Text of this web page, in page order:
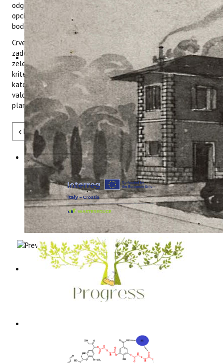
odgovara Vašoj trenutnoj situaciji. Ukoliko više ponuđenih
opcija odgovara Vašoj situaciji, odaberite onu koja ima najviše
bodova ili se najčešće primjenjuje.
Crvena boja u rezultatima, označava nisku razinu
zadovoljenja pojedinog kriterija ili kategorije kriterija, dok
zelena znači višu ili najvišu razinu zadovoljenja pojedinog
kriterija ili kategorije kriterija. Kriteriji su podijeljeni u četiri
kategorije: mjere upravljanja okolišem i mjere zaštite,
valorizacija i promotivne aktivnosti, upravljanje i strateško
planiranje te aktivnosti obrazovanja i podizanja svijesti.
Pret Sljedeće